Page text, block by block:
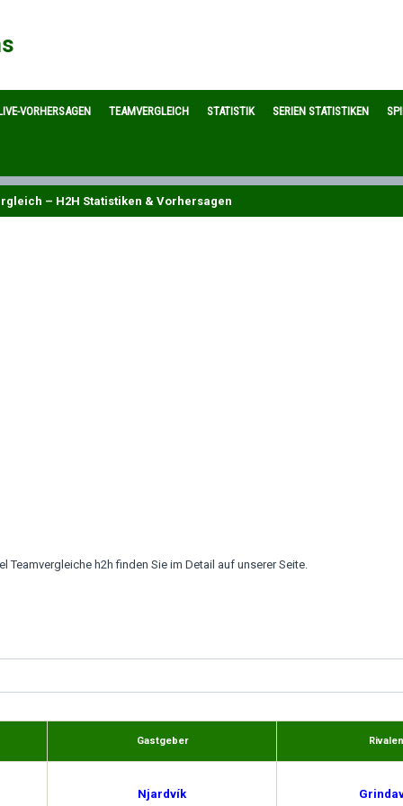
VORHERSAGEN TEAMVERGLEICH STATISTIK SERIEN STATISTIKEN
– H2H Statistiken & Vorhersagen
h2h finden Sie im Detail auf unserer Seite.
Gastgeber Rivalen
Njardvík